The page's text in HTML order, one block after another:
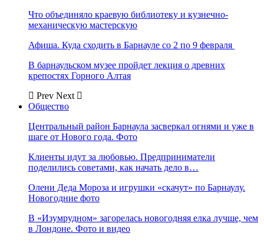
Что объединяло краевую библиотеку и кузнечно-
механическую мастерскую
Афиша. Куда сходить в Барнауле со 2 по 9 февраля
В барнаульском музее пройдет лекция о древних
крепостях Горного Алтая
Prev Next
Общество
Центральный район Барнаула засверкал огнями и уже в
шаге от Нового года. Фото
Клиенты идут за любовью. Предприниматели
поделились советами, как начать дело в…
Олени Деда Мороза и игрушки «скачут» по Барнаулу.
Новогодние фото
В «Изумрудном» загорелась новогодняя елка лучше, чем
в Лондоне. Фото и видео